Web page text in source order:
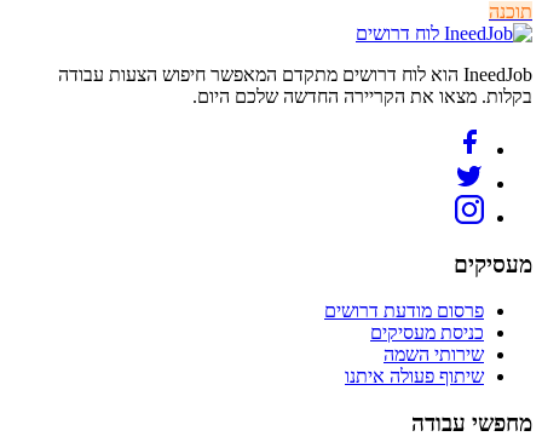
תוכנה
לוח דרושים
IneedJob הוא לוח דרושים מתקדם המאפשר חיפוש הצעות עבודה
בקלות. מצאו את הקריירה החדשה שלכם היום.
מעסיקים
פרסום מודעת דרושים
כניסת מעסיקים
שירותי השמה
שיתוף פעולה איתנו
מחפשי עבודה